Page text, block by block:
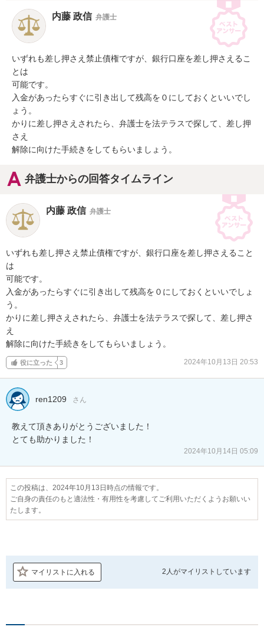
内藤 政信 弁護士
いずれも差し押さえ禁止債権ですが、銀行口座を差し押さえるこ
とは
可能です。
入金があったらすぐに引き出して残高を０にしておくといいでし
ょう。
かりに差し押さえされたら、弁護士を法テラスで探して、差し押
さえ
解除に向けた手続きをしてもらいましょう。
弁護士からの回答タイムライン
内藤 政信 弁護士
いずれも差し押さえ禁止債権ですが、銀行口座を差し押さえること
は
可能です。
入金があったらすぐに引き出して残高を０にしておくといいでしょ
う。
かりに差し押さえされたら、弁護士を法テラスで探して、差し押さ
え
解除に向けた手続きをしてもらいましょう。
役に立った 3 2024年10月13日 20:53
ren1209 さん
教えて頂きありがとうございました！
とても助かりました！
2024年10月14日 05:09
この投稿は、2024年10月13日時点の情報です。
ご自身の責任のもと適法性・有用性を考慮してご利用いただくようお願いい
たします。
マイリストに入れる 2人がマイリストしています